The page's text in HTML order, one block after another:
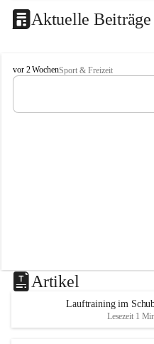
Aktuelle Beiträge
L
V
a
vor 2 WochenSport & Freizeit
Artikel
Lauftraining im
Lesezeit 1